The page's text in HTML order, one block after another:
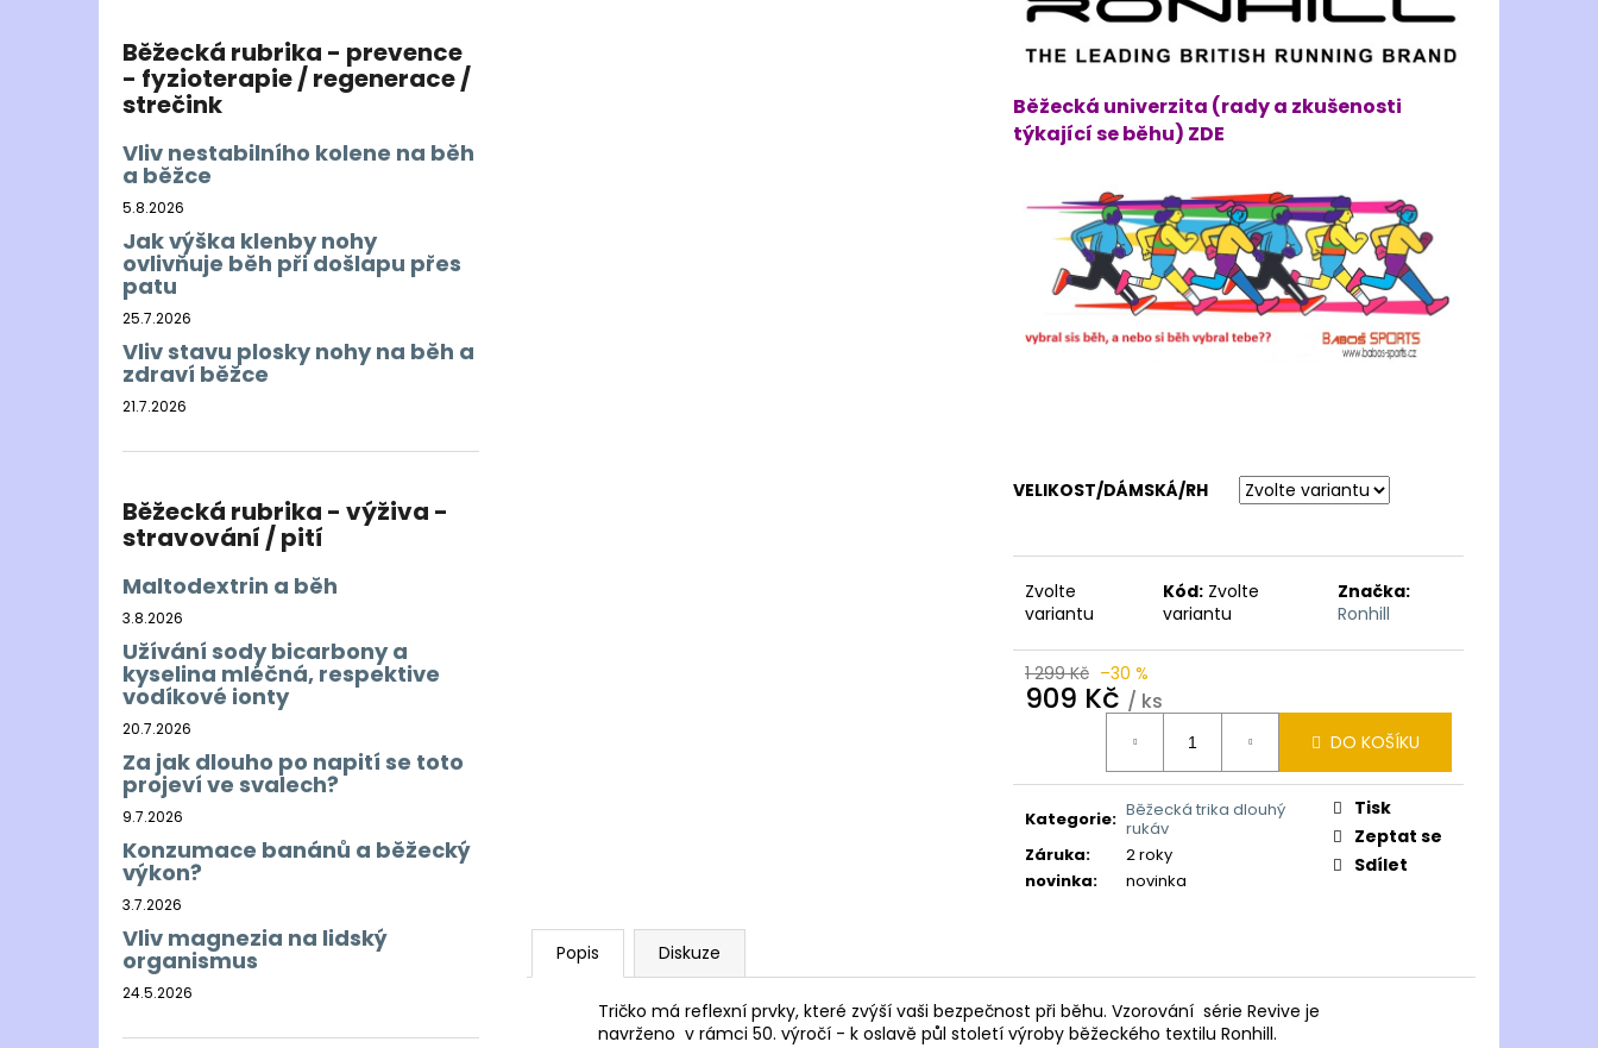
Běžecká rubrika - prevence
- fyzioterapie / regenerace /
strečink
Vliv nestabilního kolene na běh
a běžce
5.8.2026
Jak výška klenby nohy
ovlivňuje běh při došlapu přes
patu
25.7.2026
Vliv stavu plosky nohy na běh a
zdraví běžce
21.7.2026
Běžecká rubrika - výživa -
stravování / pití
Maltodextrin a běh
3.8.2026
Užívání sody bicarbony a
kyselina mléčná, respektive
vodíkové ionty
20.7.2026
Za jak dlouho po napití se toto
projeví ve svalech?
9.7.2026
Konzumace banánů a běžecký
výkon?
3.7.2026
Vliv magnezia na lidský
organismus
24.5.2026
Běžecká univerzita (rady a zkušenosti
týkající se běhu) ZDE
VELIKOST/DÁMSKÁ/RH
Zvolte
variantu
Kód: Zvolte
variantu
Značka:
Ronhill
1 299 Kč –30 %
909 Kč / ks
DO KOŠÍKU
Kategorie: Běžecká trika dlouhý
rukáv
Záruka:
2 roky
novinka: novinka
Tisk
Zeptat se
Sdílet
Popis Diskuze
Tričko má reflexní prvky, které zvýší vaši bezpečnost při běhu. Vzorování série Revive je
navrženo v rámci 50. výročí - k oslavě půl století výroby běžeckého textilu Ronhill.